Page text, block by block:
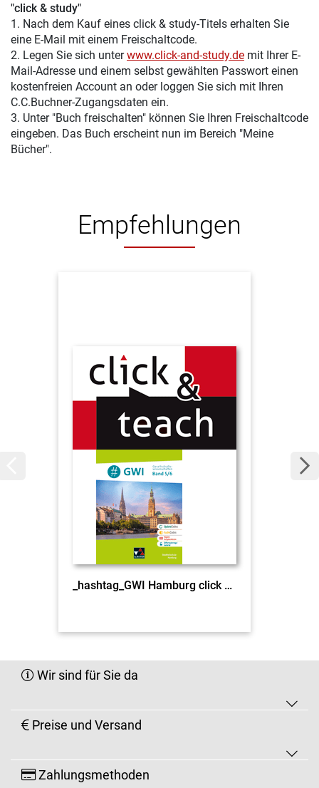
"click & study"
1. Nach dem Kauf eines click & study-Titels erhalten Sie
eine E-Mail mit einem Freischaltcode.
2. Legen Sie sich unterwww.click-and-study.de mit Ihrer E-
Mail-Adresse und einem selbst gewählten Passwort einen
kostenfreien Account an oder loggen Sie sich mit Ihren
C.C.Buchner-Zugangsdaten ein.
3. Unter "Buch freischalten" können Sie Ihren Freischaltcode
eingeben. Das Buch erscheint nun im Bereich "Meine
Bücher".
Empfehlungen
_hashtag_GWI Hamburg click & teach 5/6 EL
Wir sind für Sie da
Preise und Versand
Zahlungsmethoden